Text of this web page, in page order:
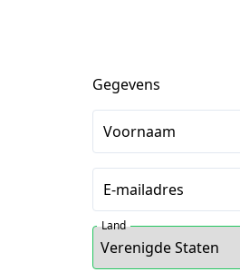
Gegevens
Voornaam
E-mailadres
Land